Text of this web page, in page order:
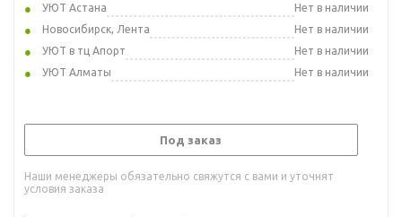
УЮТ Астана
Нет в наличии
Новосибирск, Лента
Нет в наличии
УЮТ в тц Апорт
Нет в наличии
УЮТ Алматы
Нет в наличии
Под заказ
Наши менеджеры обязательно свяжутся с вами и уточнят
условия заказа